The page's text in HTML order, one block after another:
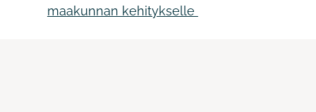
maakunnan kehitykselle